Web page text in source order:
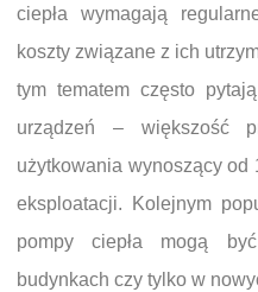
ciepła wymagają
koszty związane z ich
tym tematem często
urządzeń – większość
użytkowania wynoszący
eksploatacji. Kolejnym
pompy ciepła mogą
budynkach czy tylko w